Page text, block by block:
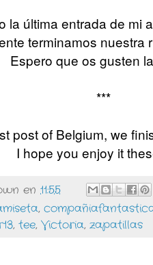
la última entrada de mi
terminamos nuestra
Espero que os gusten
***
post of Belgium, we
I hope you enjoy it
en 11:55
,
, tee, Victoria, zapatillas